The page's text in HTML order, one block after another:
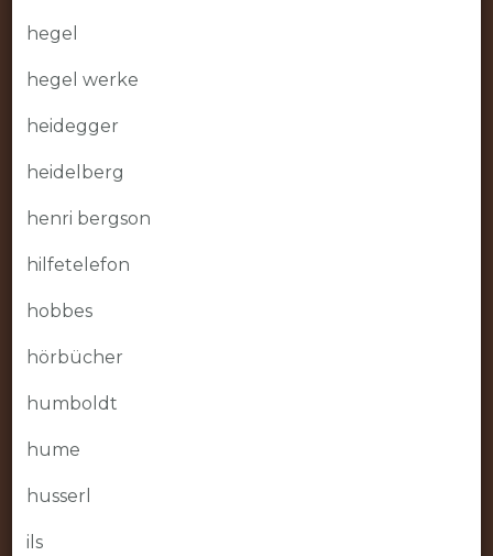
hegel
hegel werke
heidegger
heidelberg
henri bergson
hilfetelefon
hobbes
hörbücher
humboldt
hume
husserl
ils